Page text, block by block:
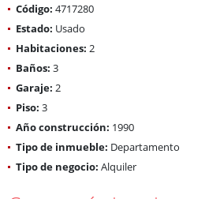
Código: 4717280
Estado: Usado
Habitaciones: 2
Baños: 3
Garaje: 2
Piso: 3
Año construcción: 1990
Tipo de inmueble: Departamento
Tipo de negocio: Alquiler